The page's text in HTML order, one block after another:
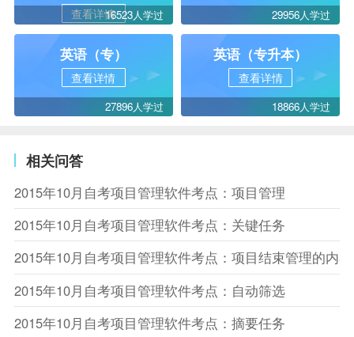
查看详情16523人学过 29956人学过
英语（专）
查看详情
27896人学过
英语（专升本）
查看详情
18866人学过
相关问答
2015年10月自考项目管理软件考点：项目管理
2015年10月自考项目管理软件考点：关键任务
2015年10月自考项目管理软件考点：项目结束管理的内容
2015年10月自考项目管理软件考点：自动筛选
2015年10月自考项目管理软件考点：摘要任务